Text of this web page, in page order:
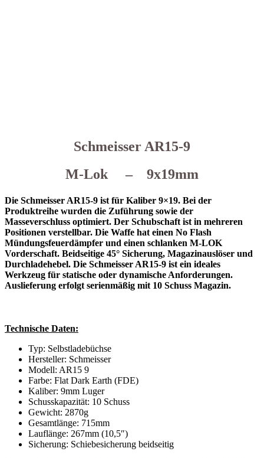
Schmeisser AR15-9
M-Lok – 9x19mm
Die Schmeisser AR15-9 ist für Kaliber 9×19. Bei der
Produktreihe wurden die Zuführung sowie der
Masseverschluss optimiert. Der Schubschaft ist in mehreren
Positionen verstellbar. Die Waffe hat einen No Flash
Mündungsfeuerdämpfer und einen schlanken M-LOK
Vorderschaft. Beidseitige 45° Sicherung, Magazinauslöser und
Durchladehebel. Die Schmeisser AR15-9 ist ein ideales
Werkzeug für statische oder dynamische Anforderungen.
Auslieferung erfolgt serienmäßig mit 10 Schuss Magazin.
Technische Daten:
Typ: Selbstladebüchse
Hersteller: Schmeisser
Modell: AR15 9
Farbe: Flat Dark Earth (FDE)
Kaliber: 9mm Luger
Schusskapazität: 10 Schuss
Gewicht: 2870g
Gesamtlänge: 715mm
Lauflänge: 267mm (10,5″)
Sicherung: Schiebesicherung beidseitig